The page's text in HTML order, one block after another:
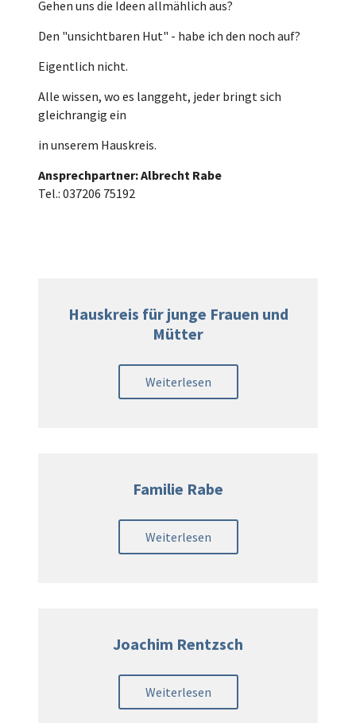
Gehen uns die Ideen allmählich aus?
Den "unsichtbaren Hut" - habe ich den noch auf?
Eigentlich nicht.
Alle wissen, wo es langgeht, jeder bringt sich
gleichrangig ein
in unserem Hauskreis.
Ansprechpartner: Albrecht Rabe
Tel.: 037206 75192
Hauskreis für junge Frauen und
Mütter
Weiterlesen
Familie Rabe
Weiterlesen
Joachim Rentzsch
Weiterlesen